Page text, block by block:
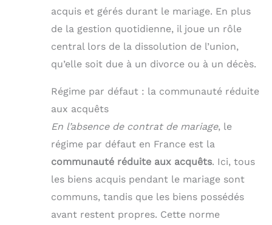
acquis et gérés durant le mariage. En plus
de la gestion quotidienne, il joue un rôle
central lors de la dissolution de l’union,
qu’elle soit due à un divorce ou à un décès.
Régime par défaut : la communauté réduite
aux acquêts
En l’absence de contrat de mariage, le
régime par défaut en France est la
communauté réduite aux acquêts. Ici, tous
les biens acquis pendant le mariage sont
communs, tandis que les biens possédés
avant restent propres. Cette norme